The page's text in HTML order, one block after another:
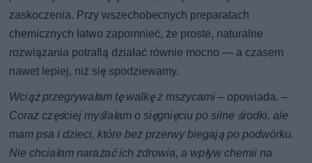
zaskoczenia. Przy wszechobecnych preparatach
chemicznych łatwo zapomnieć, że proste, naturalne
rozwiązania potrafią działać równie mocno — a czasem
nawet lepiej, niż się spodziewamy.
Wciąż przegrywałam tę walkę z mszycami – opowiada. –
Coraz częściej myślałam o sięgnięciu po silne środki, ale
mam psa i dzieci, które bez przerwy biegają po podwórku.
Nie chciałam narażać ich zdrowia, a wpływ chemii na